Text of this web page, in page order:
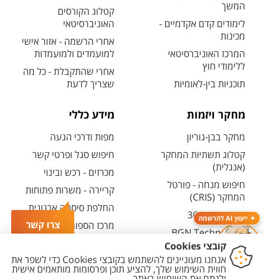
צרו קשר
ייעוץ AI להרשמה
המשך
לימודים קדם אקדמיים -
מכינות
המרכז האוניברסיטאי
ללימודי חוץ
תוכניות בין-לאומיות
קטלוג הקורסים
האוניברסיטאי
אחרי הרשמה - אזור אישי
למועמדים ולמועמדות
אחרי שהתקבלת - כל מה
שצריך לדעת
מחקר ויזמות
מחקר בבן-גוריון
קטלוג תשתיות המחקר
(אנגלית)
חיפוש מנחה - פורטל
המחקר (CRIS)
מרכז יזמות 360
BGN Technology
Transfer
פארק ההייטק
מידע כללי
מפות ודרכי הגעה
חיפוש סגל ופרטי קשר
מכרזים - רכש ובינוי
קריירה - משרות פתוחות
החלפת סיסמה ארגונית
מרכז הספורט והנופש
חירום